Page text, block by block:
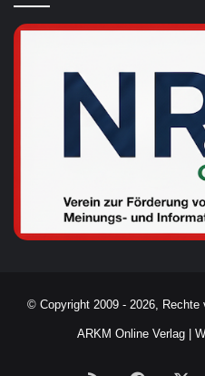
© Copyright 2009 - 2026,
ARKM Online Verlag